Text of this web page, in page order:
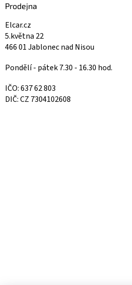
Prodejna
Elcar.cz
5.května 22
466 01 Jablonec nad Nisou
Pondělí - pátek 7.30 - 16.30 hod.
IČO: 637 62 803
DIČ: CZ 7304102608